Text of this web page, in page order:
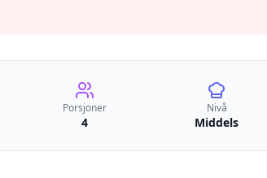
Porsjoner
4
Nivå
Middels